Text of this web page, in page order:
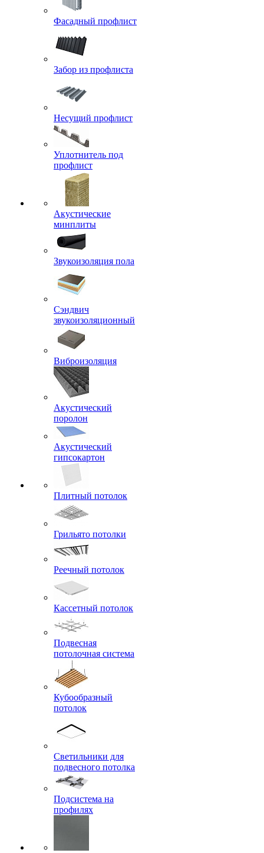
Фасадный профлист
Забор из профлиста
Несущий профлист
Уплотнитель под
профлист
Акустические
минплиты
Звукоизоляция пола
Сэндвич
звукоизоляционный
Виброизоляция
Акустический
поролон
Акустический
гипсокартон
Плитный потолок
Грильято потолки
Реечный потолок
Кассетный потолок
Подвесная
потолочная система
Кубообразный
потолок
Светильники для
подвесного потолка
Подсистема на
профилях